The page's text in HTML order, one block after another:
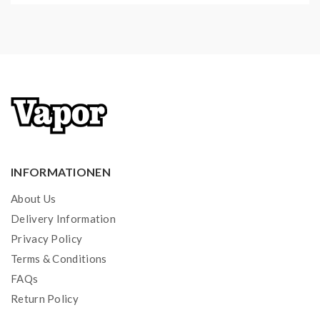
INFORMATIONEN
About Us
Delivery Information
Privacy Policy
Terms & Conditions
FAQs
Return Policy